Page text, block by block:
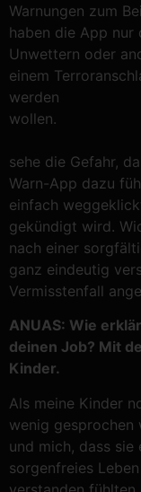
Warnungen zum
haben die App nur
Unwettern oder
einem
werden
sehe die Gefahr,
Warn-App dazu
einfach
gekündigt wird.
nach einer
ganz eindeutig
Vermisstenfall
ANUAS: Wie
deinen Job? Mit
Kinder.
Als meine Kinder
wenig gesprochen
und mich, dass
sorgenfreies